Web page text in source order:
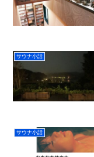
サウナ小話
サウナ小話